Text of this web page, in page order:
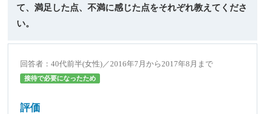
て、満足した点、不満に感じた点をそれぞれ教えてくださ
い。
回答者：40代前半(女性)／2016年7月から2017年8月まで
接待で必要になったため
評価